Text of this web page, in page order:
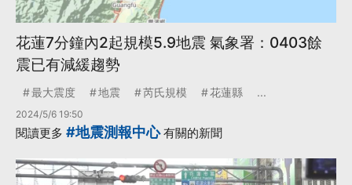
花蓮7分鐘內2起規模5.9地震 氣象署：0403餘
震已有減緩趨勢
最大震度 地震 芮氏規模 花蓮縣 ...
2024/5/6 19:50
閱讀更多 #地震測報中心有關的新聞